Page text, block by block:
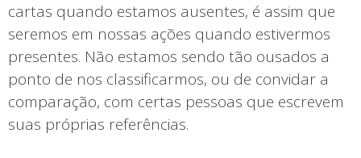
cartas quando estamos ausentes, é assim que
seremos em nossas ações quando estivermos
presentes. Não estamos sendo tão ousados a
ponto de nos classificarmos, ou de convidar a
comparação, com certas pessoas que escrevem
suas próprias referências.